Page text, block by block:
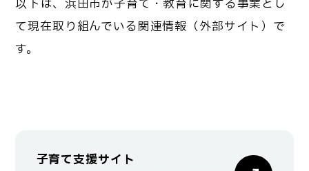
以下は、浜田市が子育て・教育に関する事業とし
て現在取り組んでいる関連情報（外部サイト）で
す。
子育て支援サイト